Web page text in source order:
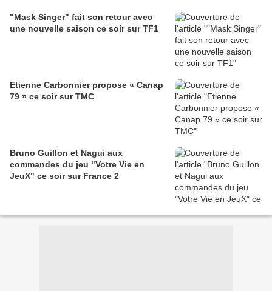
"Mask Singer" fait son retour avec
une nouvelle saison ce soir sur TF1
Etienne Carbonnier propose « Canap
79 » ce soir sur TMC
Bruno Guillon et Nagui aux
commandes du jeu "Votre Vie en
JeuX" ce soir sur France 2